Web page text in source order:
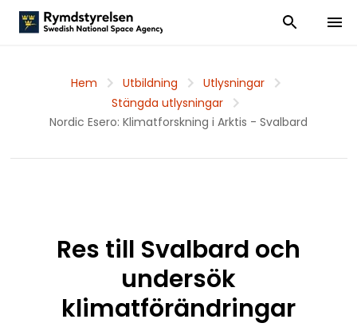
Visa och dölj
Visa
Hem Utbildning
Utlysningar
Stängda utlysningar
Nordic Esero: Klimatforskning i Arktis - Svalbard
Res till Svalbard och
undersök
klimatförändringar